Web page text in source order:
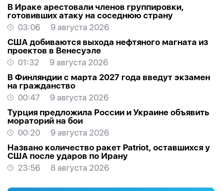
В Ираке арестовали членов группировки,
готовивших атаку на соседнюю страну
03:06
9 августа 2026
США добиваются выхода нефтяного магната из
проектов в Венесуэле
01:32
9 августа 2026
В Финляндии с марта 2027 года введут экзамен
на гражданство
00:47
9 августа 2026
Турция предложила России и Украине объявить
мораторий на бои
00:20
9 августа 2026
Названо количество ракет Patriot, оставшихся у
США после ударов по Ирану
23:56
8 августа 2026